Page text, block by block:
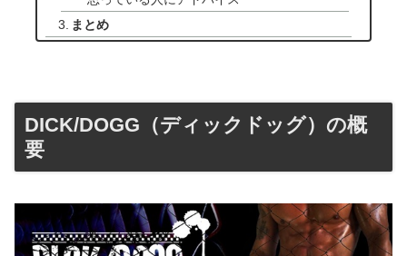
まとめ
DICK/DOGG（ディックドッグ）の概
要